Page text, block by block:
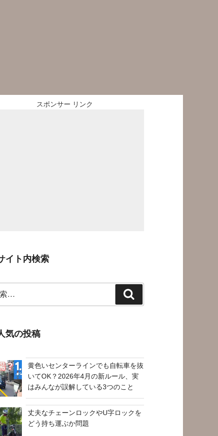
スポンサー リンク
イト内検索
索
気の投稿
黄色いセンターラインでも自転車を抜
いてOK？2026年4月の新ルール、実
はみんなが誤解している3つのこと
丈夫なチェーンロックやU字ロックを
どう持ち運ぶか問題